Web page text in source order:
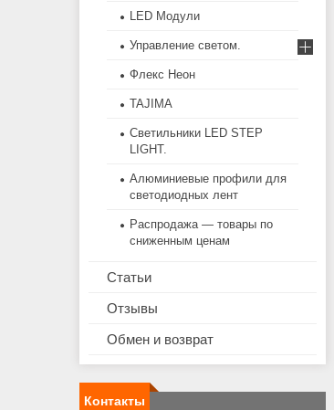
LED Модули
Управление светом.
Флекс Неон
TAJIMA
Светильники LED STEP
LIGHT.
Алюминиевые профили для
светодиодных лент
Распродажа — товары по
сниженным ценам
Статьи
Отзывы
Обмен и возврат
Контакты